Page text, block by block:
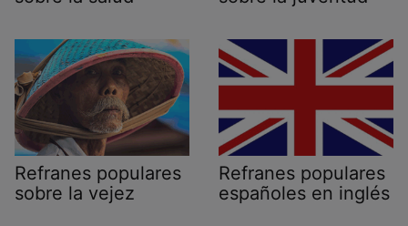
Refranes populares
sobre la vejez
Refranes populares
españoles en inglés